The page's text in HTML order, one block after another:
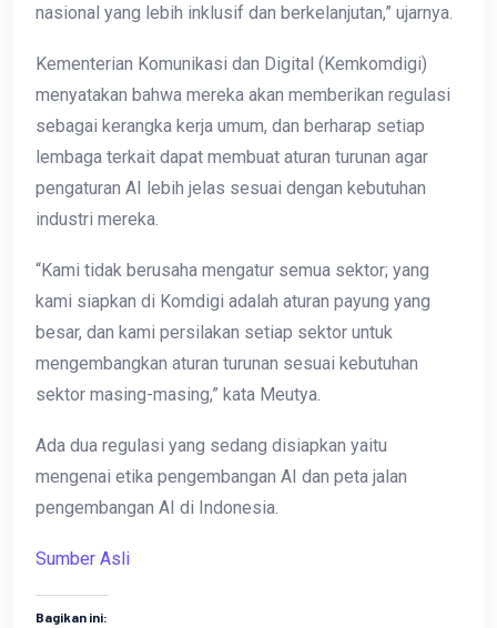
nasional yang lebih inklusif dan berkelanjutan,” ujarnya.
Kementerian Komunikasi dan Digital (Kemkomdigi)
menyatakan bahwa mereka akan memberikan regulasi
sebagai kerangka kerja umum, dan berharap setiap
lembaga terkait dapat membuat aturan turunan agar
pengaturan AI lebih jelas sesuai dengan kebutuhan
industri mereka.
“Kami tidak berusaha mengatur semua sektor; yang
kami siapkan di Komdigi adalah aturan payung yang
besar, dan kami persilakan setiap sektor untuk
mengembangkan aturan turunan sesuai kebutuhan
sektor masing-masing,” kata Meutya.
Ada dua regulasi yang sedang disiapkan yaitu
mengenai etika pengembangan AI dan peta jalan
pengembangan AI di Indonesia.
Sumber Asli
Bagikan ini: